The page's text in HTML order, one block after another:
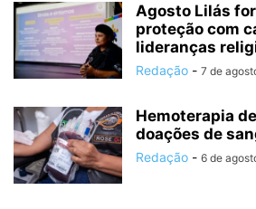
Agosto Lilás
proteção com
lideranças
Redação - 7 de
Hemoterapia
doações de
Redação - 6 de